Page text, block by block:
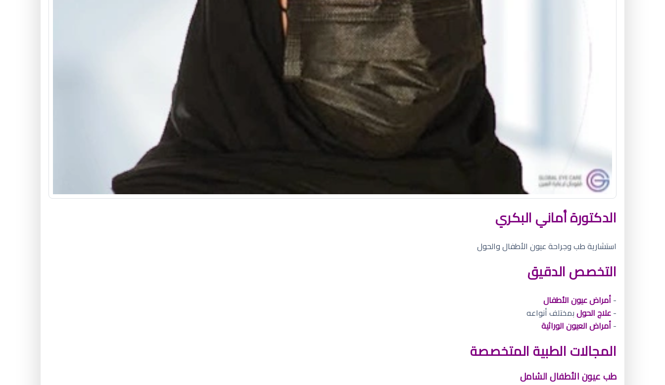
الدكتورة أماني البكري
استشارية طب وجراحة عيون الأطفال والحول
التخصص الدقيق
-أمراض عيون الأطفال
-علاج الحولبمختلف أنواعه
-أمراض العيون الوراثية
المجالات الطبية المتخصصة
طب عيون الأطفال الشامل